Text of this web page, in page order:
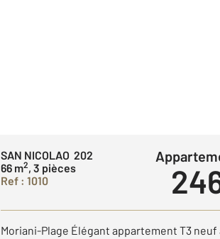
SAN NICOLAO 202
66 m2, 3 pièces
Ref : 1010
Moriani-Plage Élégant appartement T3 neuf